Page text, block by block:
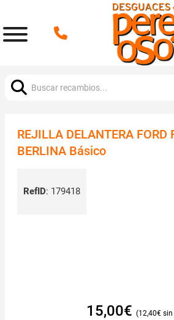
REJILLA DELANTERA FORD
BERLINA Básico
RefID: 179418
15,00€ 12,40€